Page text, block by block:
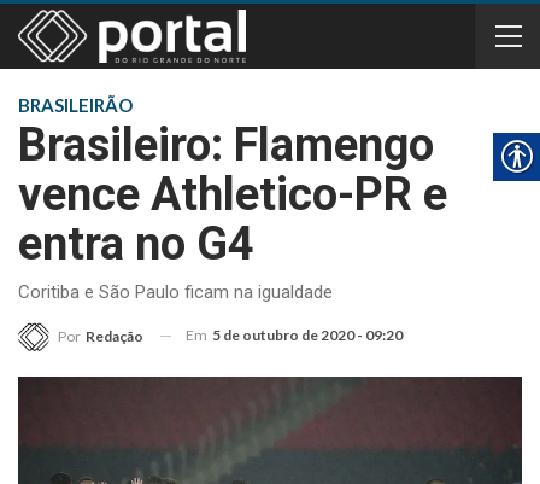
BRASILEIRÃO
Brasileiro: Flamengo
vence Athletico-PR e
entra no G4
Coritiba e São Paulo ficam na igualdade
Por Redação Em 5 de outubro de 2020 - 09:20